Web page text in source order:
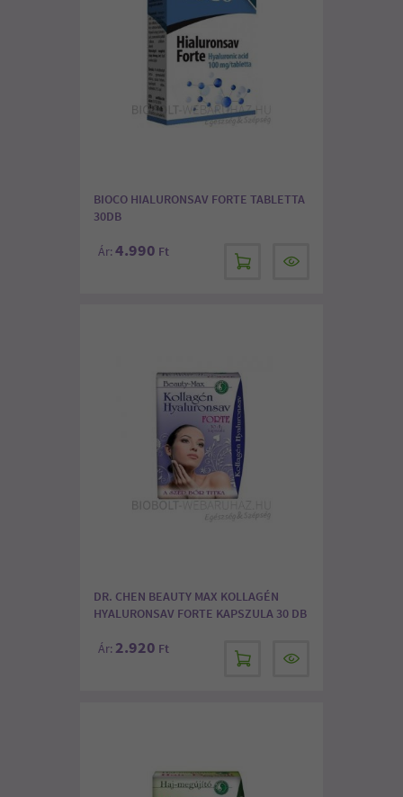
BIOCO HIALURONSAV FORTE TABLETTA
30DB
Ár: 4.990 Ft
DR. CHEN BEAUTY MAX KOLLAGÉN
HYALURONSAV FORTE KAPSZULA 30 DB
Ár: 2.920 Ft